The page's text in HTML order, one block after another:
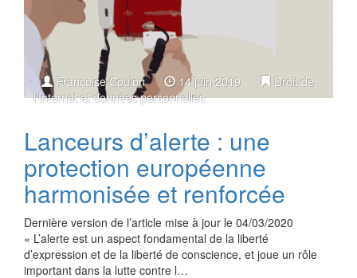
Françoise Coulon 14 juin 2019
Droit de
l'Internet et données personnelles
Lanceurs d’alerte : une
protection européenne
harmonisée et renforcée
Dernière version de l’article mise à jour le 04/03/2020
« L’alerte est un aspect fondamental de la liberté
d’expression et de la liberté de conscience, et joue un rôle
important dans la lutte contre l…